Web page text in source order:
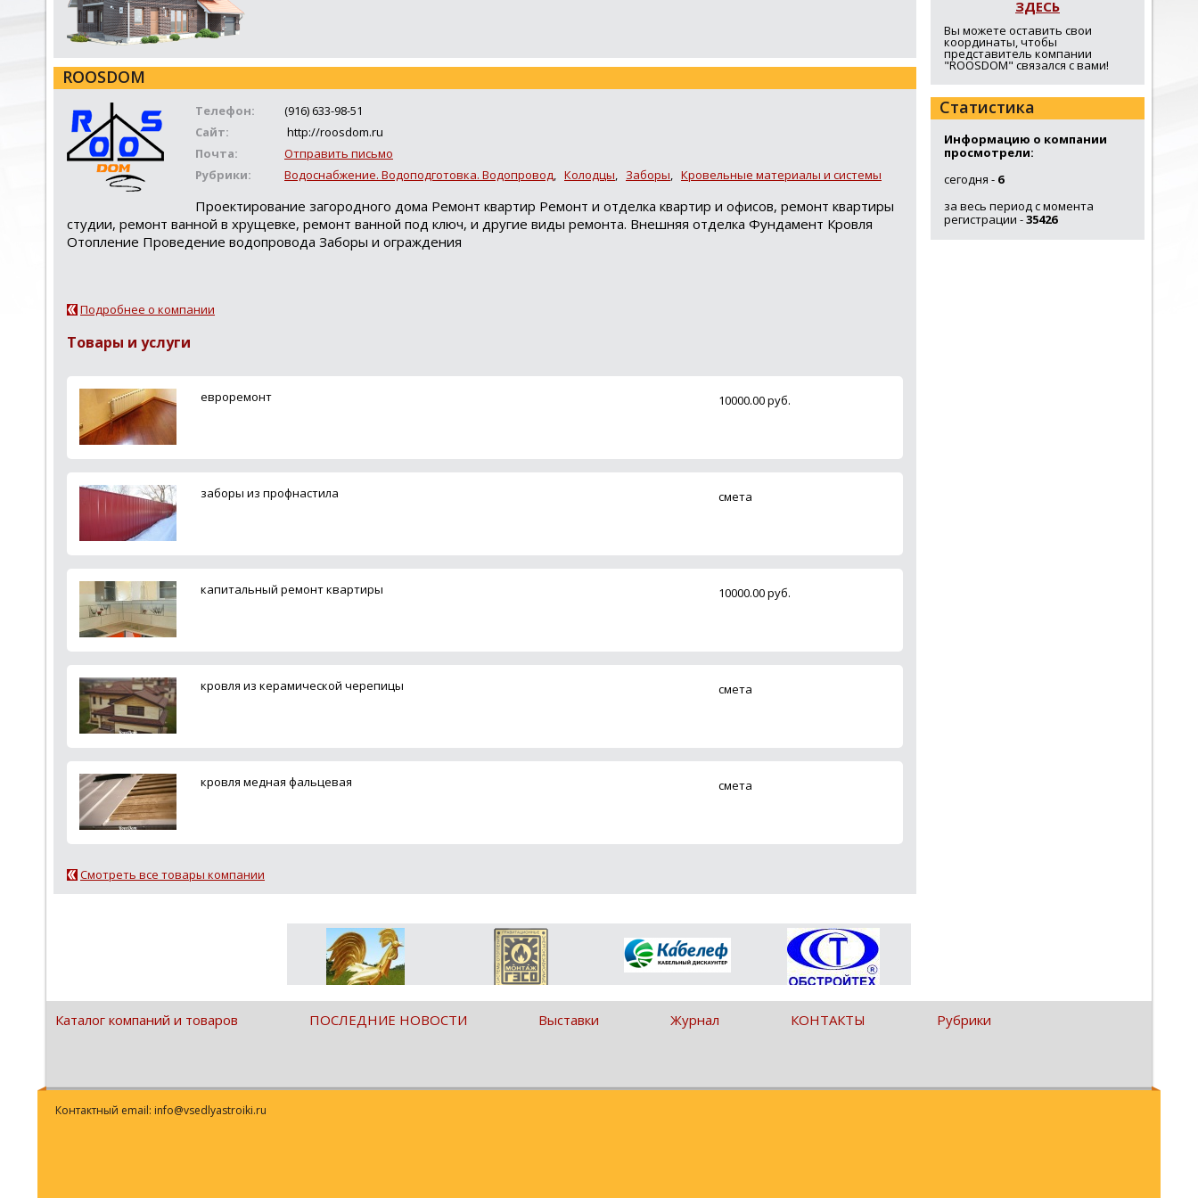
ROOSDOM
Телефон:
(916) 633-98-51
Сайт:
http://roosdom.ru
Почта:
Отправить письмо
Рубрики:
Водоснабжение. Водоподготовка. Водопровод, Колодцы, Заборы, Кровельные материалы и системы
Проектирование загородного дома Ремонт квартир Ремонт и отделка квартир и офисов, ремонт квартиры
студии, ремонт ванной в хрущевке, ремонт ванной под ключ, и другие виды ремонта. Внешняя отделка Фундамент Кровля
Отопление Проведение водопровода Заборы и ограждения
Подробнее о компании
Товары и услуги
евроремонт 10000.00 руб.
заборы из профнастила смета
капитальный ремонт квартиры 10000.00 руб.
кровля из керамической черепицы смета
кровля медная фальцевая смета
Смотреть все товары компании
ЗДЕСЬ
Вы можете оставить свои
координаты, чтобы
представитель компании
"ROOSDOM" связался с вами!
Статистика
Информацию о компании
просмотрели:
сегодня - 6
за весь период с момента
регистрации -35426
Каталог компаний и товаров ПОСЛЕДНИЕ НОВОСТИ Выставки Журнал КОНТАКТЫ Рубрики
Контактный email: info@vsedlyastroiki.ru